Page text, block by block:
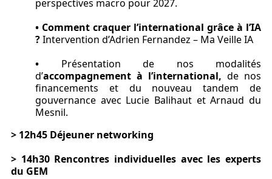
perspectives macro pour 2027.
• Comment craquer l’international grâce à l’IA
?Intervention d’Adrien Fernandez – Ma Veille IA
• Présentation de nos modalités
d’accompagnement à l’international, de nos
financements et du nouveau tandem de
gouvernance avec Lucie Balihaut et Arnaud du
Mesnil.
> 12h45 Déjeuner networking
> 14h30 Rencontres individuelles avec les experts
du GEM